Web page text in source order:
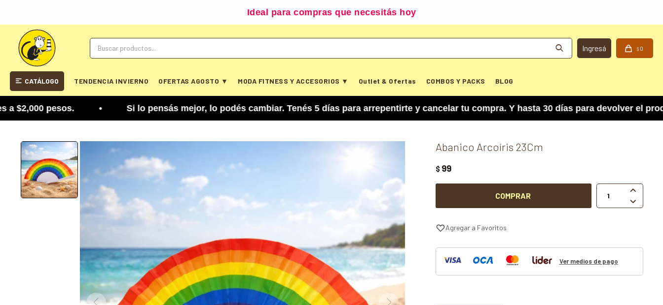
Ideal para compras que necesitás hoy
CATÁLOGO TENDENCIA INVIERNO OFERTAS AGOSTO ▼ MODA FITNESS Y ACCESORIOS ▼ Outlet & Ofertas COMBOS Y PACKS BLOG
$ 0
pesos. • Si lo pensás mejor, lo podés cambiar. Tenés 5 días para arrepentirte y cancelar tu compra. Y hasta 30 días para devolver el
Abanico Arcoíris 23Cm
$ 99
COMPRAR


Ver medios de pago